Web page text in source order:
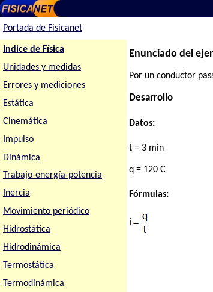
Portada de Fisicanet
Indice de Física
Unidades y medidas
Errores y mediciones
Estática
Cinemática
Impulso
Dinámica
Trabajo-energía-potencia
Inercia
Movimiento periódico
Hidrostática
Hidrodinámica
Termostática
Termodinámica
Enunciado del
Por un conductor
Desarrollo
Datos:
t = 3 min
q = 120 C
Fórmulas: